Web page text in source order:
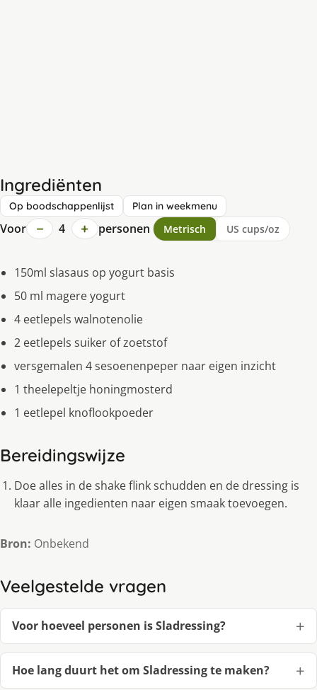
Ingrediënten
Op boodschappenlijst Plan in weekmenu
Voor − 4 + personen Metrisch US cups/oz
150ml slasaus op yogurt basis
50 ml magere yogurt
4 eetlepels walnotenolie
2 eetlepels suiker of zoetstof
versgemalen 4 sesoenenpeper naar eigen inzicht
1 theelepeltje honingmosterd
1 eetlepel knoflookpoeder
Bereidingswijze
Doe alles in de shake flink schudden en de dressing is
klaar alle ingedienten naar eigen smaak toevoegen.
Bron: Onbekend
Veelgestelde vragen
Voor hoeveel personen is Sladressing?
Hoe lang duurt het om Sladressing te maken?